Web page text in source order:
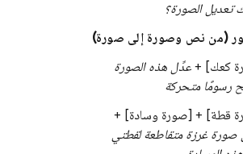
تعديل الصورة؟
(من نص وصورة إلى صورة)
كعك] + عدِّل هذه الصورة
رسومًا متحركة
قطة] + [صورة وسادة] +
صورة غرزة متقاطعة لقطتي